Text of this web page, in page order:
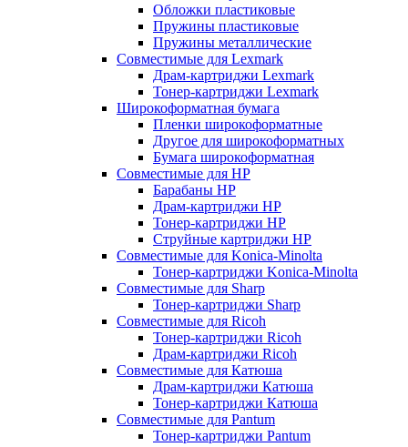
Обложки пластиковые
Пружины пластиковые
Пружины металлические
Совместимые для Lexmark
Драм-картриджи Lexmark
Тонер-картриджи Lexmark
Широкоформатная бумага
Пленки широкоформатные
Другое для широкоформатных
Бумага широкоформатная
Совместимые для HP
Барабаны HP
Драм-картриджи HP
Тонер-картриджи HP
Струйные картриджи HP
Совместимые для Konica-Minolta
Тонер-картриджи Konica-Minolta
Совместимые для Sharp
Тонер-картриджи Sharp
Совместимые для Ricoh
Тонер-картриджи Ricoh
Драм-картриджи Ricoh
Совместимые для Катюша
Драм-картриджи Катюша
Тонер-картриджи Катюша
Совместимые для Pantum
Тонер-картриджи Pantum